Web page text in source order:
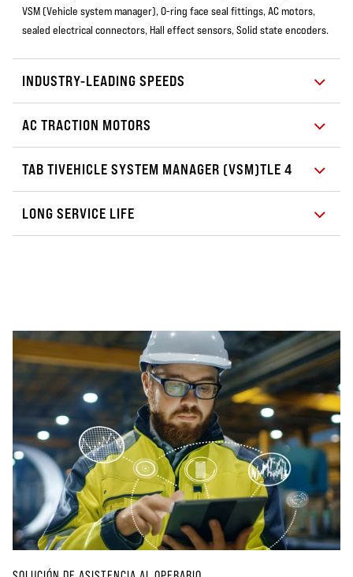
VSM (Vehicle system manager), O-ring face seal fittings, AC motors,
sealed electrical connectors, Hall effect sensors, Solid state encoders.
INDUSTRY-LEADING SPEEDS
AC TRACTION MOTORS
TAB TIVEHICLE SYSTEM MANAGER (VSM)TLE 4
LONG SERVICE LIFE